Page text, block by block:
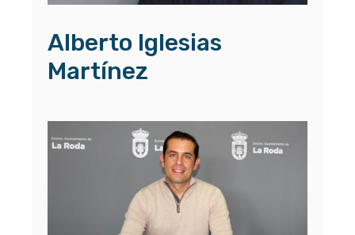
Alberto Iglesias
Martínez